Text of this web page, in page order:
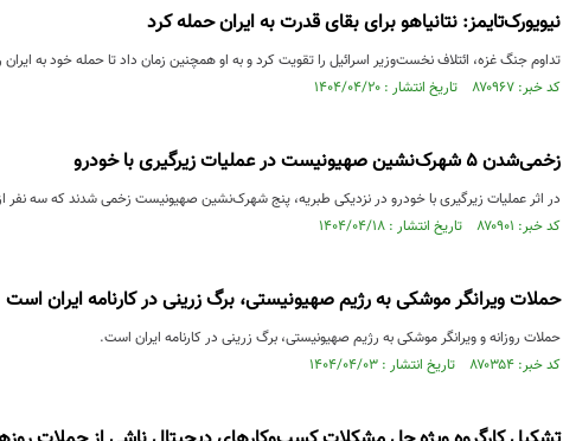
نیویورک‌تایمز: نتانیاهو برای بقای قدرت به ایران حمله کرد
تداوم جنگ غزه، ائتلاف نخست‌وزیر اسرائیل را تقویت کرد و به او همچنین زمان داد تا حمله خود به ایران
کد خبر: ۸۷۰۹۶۷ تاریخ انتشار : ۱۴۰۴/۰۴/۲۰
زخمی‌شدن ۵ شهرک‌نشین صهیونیست در عملیات زیرگیری با خودرو
در اثر عملیات زیرگیری با خودرو در نزدیکی طبریه، پنج شهرک‌نشین صهیونیست زخمی شدند که سه نفر
کد خبر: ۸۷۰۹۰۱ تاریخ انتشار : ۱۴۰۴/۰۴/۱۸
حملات ویرانگر موشکی به رژیم صهیونیستی، برگ زرینی در کارنامه ایران است
حملات روزانه و ویرانگر موشکی به رژیم صهیونیستی، برگ زرینی در کارنامه ایران است.
کد خبر: ۸۷۰۳۵۴ تاریخ انتشار : ۱۴۰۴/۰۴/۰۳